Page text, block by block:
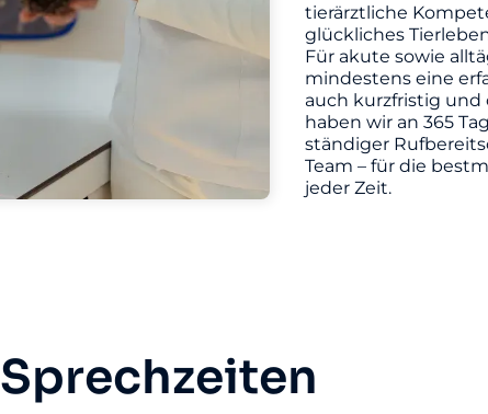
tierärztliche
glückliches
Für akute sowie
mindestens eine
auch kurzfristig und
haben wir an 365
ständiger
Team – für die
jeder Zeit.
Sprechzeiten